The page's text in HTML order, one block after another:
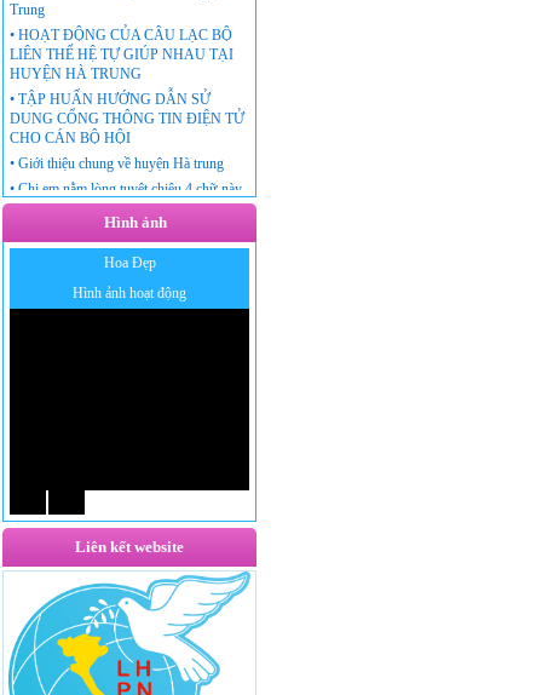
Trung
• HOẠT ĐỘNG CỦA CÂU LẠC BỘ
LIÊN THẾ HỆ TỰ GIÚP NHAU TẠI
HUYỆN HÀ TRUNG
• TẬP HUẤN HƯỚNG DẪN SỬ
DUNG CỔNG THÔNG TIN ĐIỆN TỬ
CHO CÁN BỘ HỘI
• Giới thiệu chung về huyện Hà trung
• Chị em nằm lòng tuyệt chiêu 4 chữ này
thì chồng gia trưởng, độc đoán đến đâu
cũng phải ngả mũ kính phục vợ!
Hình ảnh
Hoa Đẹp
Hình ảnh hoạt động
Liên kết website